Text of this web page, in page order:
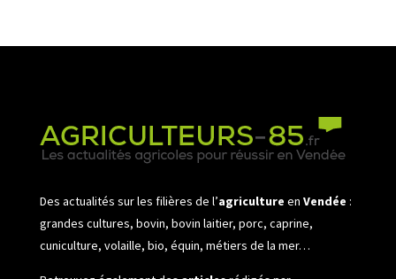
Des actualités sur les filières de l’agriculture en Vendée :
grandes cultures, bovin, bovin laitier, porc, caprine,
cuniculture, volaille, bio, équin, métiers de la mer…